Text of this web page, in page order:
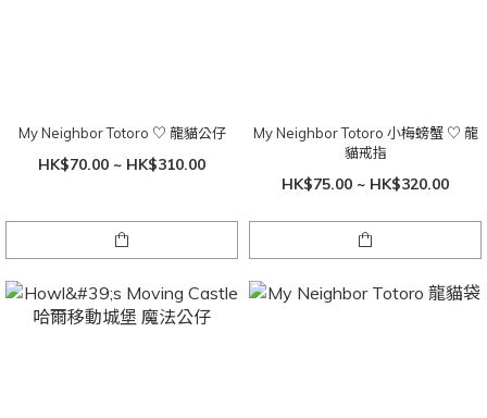
My Neighbor Totoro ♡ 龍貓公仔
HK$70.00 ~ HK$310.00
My Neighbor Totoro 小梅螃蟹 ♡ 龍
貓戒指
HK$75.00 ~ HK$320.00